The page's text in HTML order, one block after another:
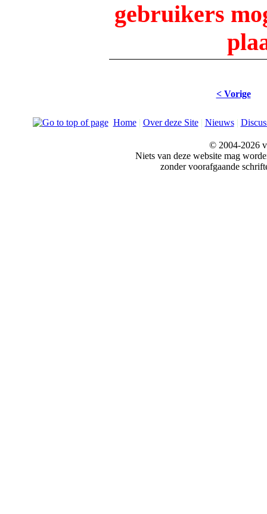
gebruikers
< Vorige
Home| Over deze Site| Nieuws|
© 2004-2026
Niets van deze website mag
zonder voorafgaande